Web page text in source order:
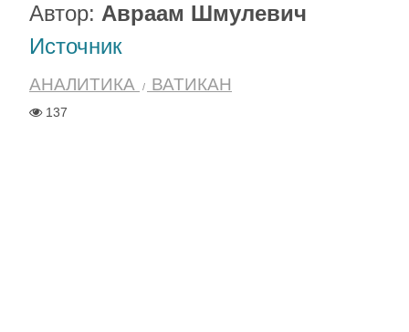
Автор: Авраам Шмулевич
Источник
АНАЛИТИКА ВАТИКАН
137